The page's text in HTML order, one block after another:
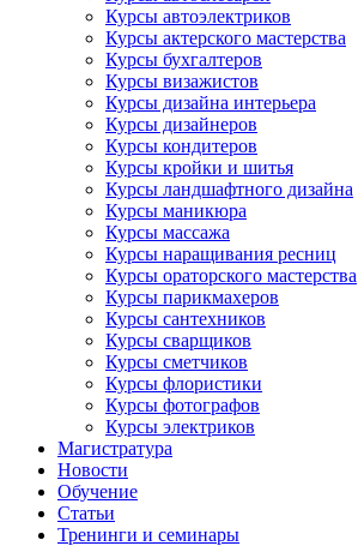
Курсы автоэлектриков
Курсы актерского мастерства
Курсы бухгалтеров
Курсы визажистов
Курсы дизайна интерьера
Курсы дизайнеров
Курсы кондитеров
Курсы кройки и шитья
Курсы ландшафтного дизайна
Курсы маникюра
Курсы массажа
Курсы наращивания ресниц
Курсы ораторского мастерства
Курсы парикмахеров
Курсы сантехников
Курсы сварщиков
Курсы сметчиков
Курсы флористики
Курсы фотографов
Курсы электриков
Магистратура
Новости
Обучение
Статьи
Тренинги и семинары